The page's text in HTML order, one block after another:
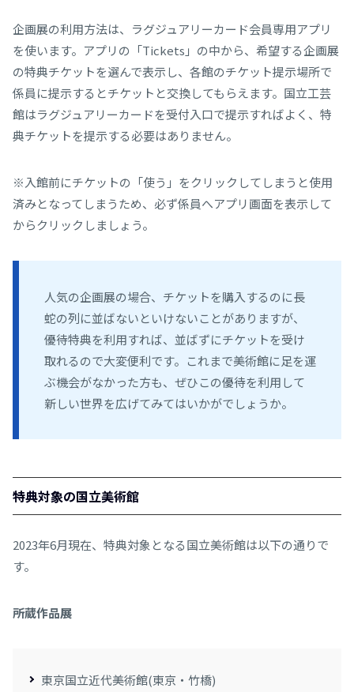
企画展の利用方法は、ラグジュアリーカード会員専用アプリ
を使います。アプリの「Tickets」の中から、希望する企画展
の特典チケットを選んで表示し、各館のチケット提示場所で
係員に提示するとチケットと交換してもらえます。国立工芸
館はラグジュアリーカードを受付入口で提示すればよく、特
典チケットを提示する必要はありません。
※入館前にチケットの「使う」をクリックしてしまうと使用
済みとなってしまうため、必ず係員へアプリ画面を表示して
からクリックしましょう。
人気の企画展の場合、チケットを購入するのに長
蛇の列に並ばないといけないことがありますが、
優待特典を利用すれば、並ばずにチケットを受け
取れるので大変便利です。これまで美術館に足を運
ぶ機会がなかった方も、ぜひこの優待を利用して
新しい世界を広げてみてはいかがでしょうか。
特典対象の国立美術館
2023年6月現在、特典対象となる国立美術館は以下の通りで
す。
所蔵作品展
東京国立近代美術館(東京・竹橋)